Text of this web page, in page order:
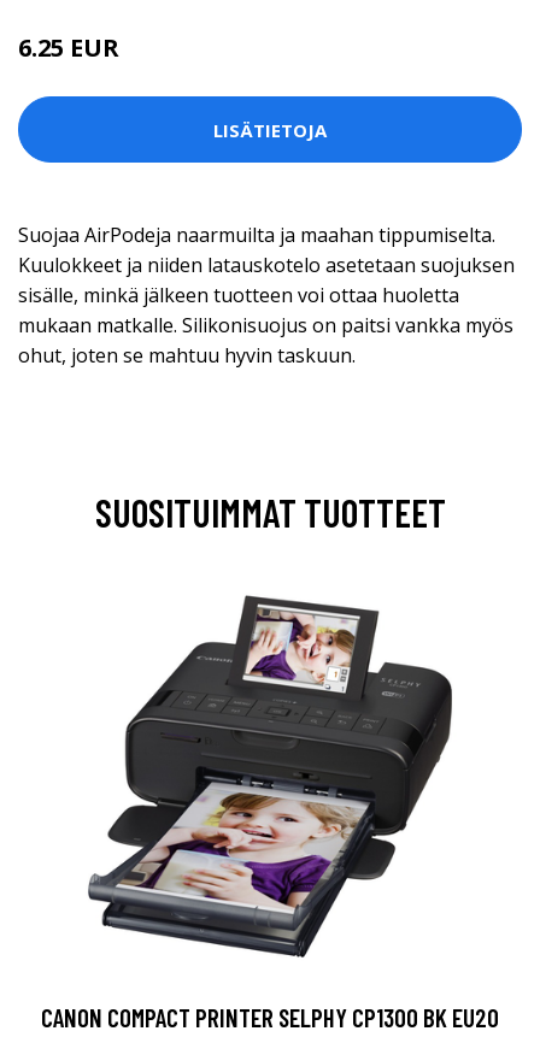
6.25 EUR
LISÄTIETOJA
Suojaa AirPodeja naarmuilta ja maahan tippumiselta.
Kuulokkeet ja niiden latauskotelo asetetaan suojuksen
sisälle, minkä jälkeen tuotteen voi ottaa huoletta
mukaan matkalle. Silikonisuojus on paitsi vankka myös
ohut, joten se mahtuu hyvin taskuun.
SUOSITUIMMAT TUOTTEET
CANON COMPACT PRINTER SELPHY CP1300 BK EU20